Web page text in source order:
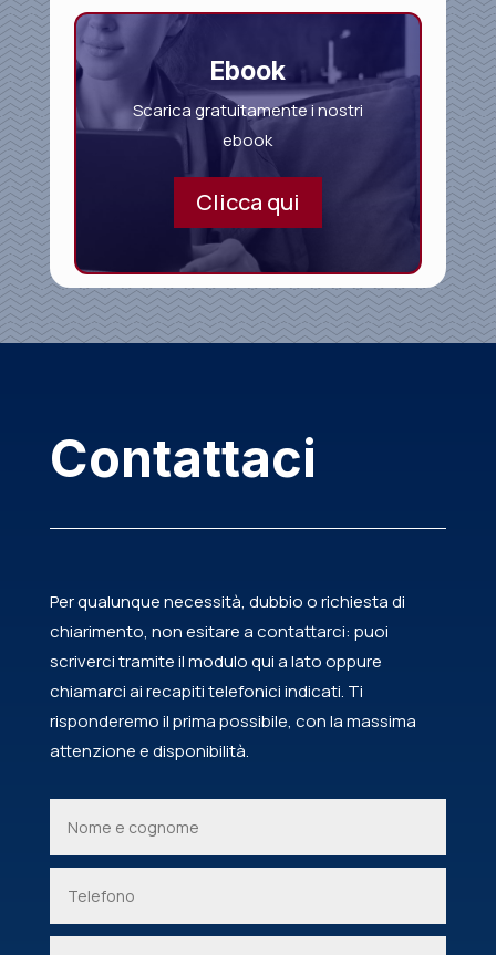
Ebook
Scarica gratuitamente i nostri
ebook
Clicca qui
Contattaci
Per qualunque necessità, dubbio o richiesta di
chiarimento, non esitare a contattarci: puoi
scriverci tramite il modulo qui a lato oppure
chiamarci ai recapiti telefonici indicati. Ti
risponderemo il prima possibile, con la massima
attenzione e disponibilità.